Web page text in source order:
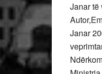
Janar të
Janar